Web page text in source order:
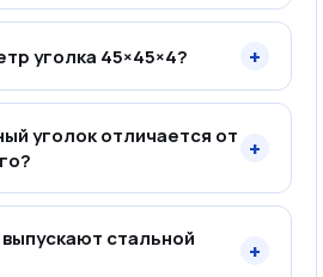
уголка 45×45×4? +
уголок отличается от +
стальной
+